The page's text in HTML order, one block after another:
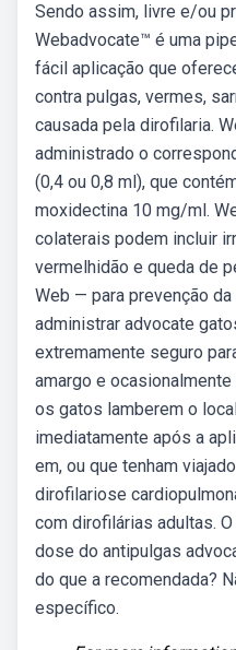
Sendo assim, livre e/ou
Webadvocate™ é uma
fácil aplicação que
contra pulgas, vermes,
causada pela dirofilaria.
administrado o
(0,4 ou 0,8 ml), que
moxidectina 10 mg/ml.
colaterais podem incluir
vermelhidão e queda de
Web — para prevenção
administrar advocate
extremamente seguro
amargo e
os gatos lamberem o
imediatamente após a
em, ou que tenham
dirofilariose
com dirofilárias adultas.
dose do antipulgas
do que a recomendada?
específico.